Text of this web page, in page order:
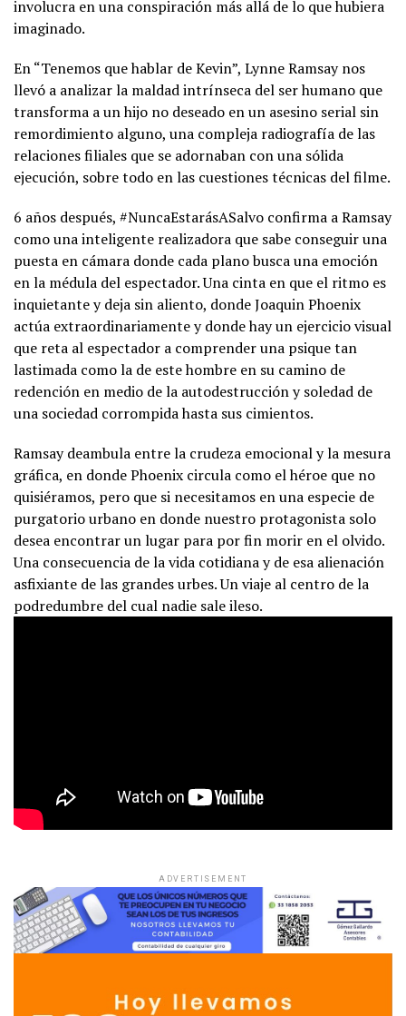
involucra en una conspiración más allá de lo que hubiera
imaginado.
En “Tenemos que hablar de Kevin”, Lynne Ramsay nos
llevó a analizar la maldad intrínseca del ser humano que
transforma a un hijo no deseado en un asesino serial sin
remordimiento alguno, una compleja radiografía de las
relaciones filiales que se adornaban con una sólida
ejecución, sobre todo en las cuestiones técnicas del filme.
6 años después, #NuncaEstarásASalvo confirma a Ramsay
como una inteligente realizadora que sabe conseguir una
puesta en cámara donde cada plano busca una emoción
en la médula del espectador. Una cinta en que el ritmo es
inquietante y deja sin aliento, donde Joaquin Phoenix
actúa extraordinariamente y donde hay un ejercicio visual
que reta al espectador a comprender una psique tan
lastimada como la de este hombre en su camino de
redención en medio de la autodestrucción y soledad de
una sociedad corrompida hasta sus cimientos.
Ramsay deambula entre la crudeza emocional y la mesura
gráfica, en donde Phoenix circula como el héroe que no
quisiéramos, pero que si necesitamos en una especie de
purgatorio urbano en donde nuestro protagonista solo
desea encontrar un lugar para por fin morir en el olvido.
Una consecuencia de la vida cotidiana y de esa alienación
asfixiante de las grandes urbes. Un viaje al centro de la
podredumbre del cual nadie sale ileso.
ADVERTISEMENT